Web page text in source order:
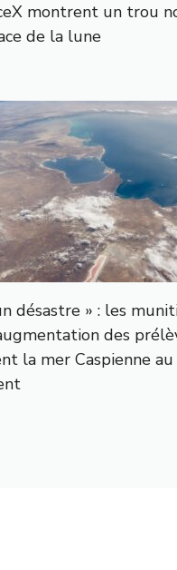
montrent un trou
de la lune
désastre » : les
des
la mer Caspienne